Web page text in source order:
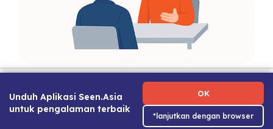
Unduh Aplikasi Seen.Asia
untuk pengalaman terbaik
OK
*lanjutkan dengan browser
Kebijakan Privasi|Tentang Kami
|Hubungi Kami Panduan Karier